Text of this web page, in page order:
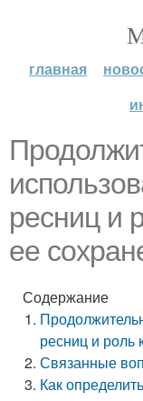
главная
ресниц и
ее
Содержание
ресниц и роль
Связанные
Как